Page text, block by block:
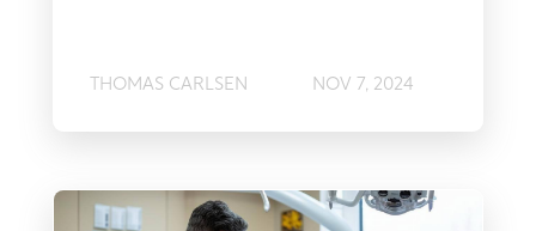
THOMAS CARLSEN NOV 7, 2024